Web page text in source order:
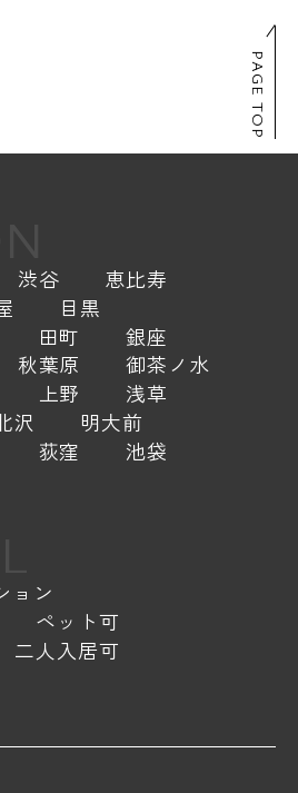
PAGE TOP
渋谷
恵比寿
目黒
田町
銀座
秋葉原
御茶ノ水
上野
浅草
沢
明大前
荻窪
池袋
ョン
ペット可
二人入居可